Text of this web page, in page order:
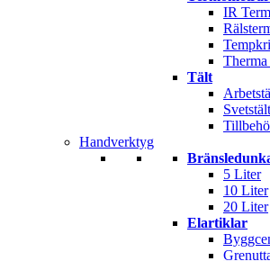
IR
Therma
Tält
Svetstält
Handverktyg
5 Liter
10 Liter
20 Liter
Elartiklar